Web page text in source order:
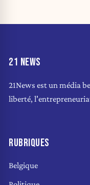
21 NEWS
21News est un média
liberté,
RUBRIQUES
Belgique